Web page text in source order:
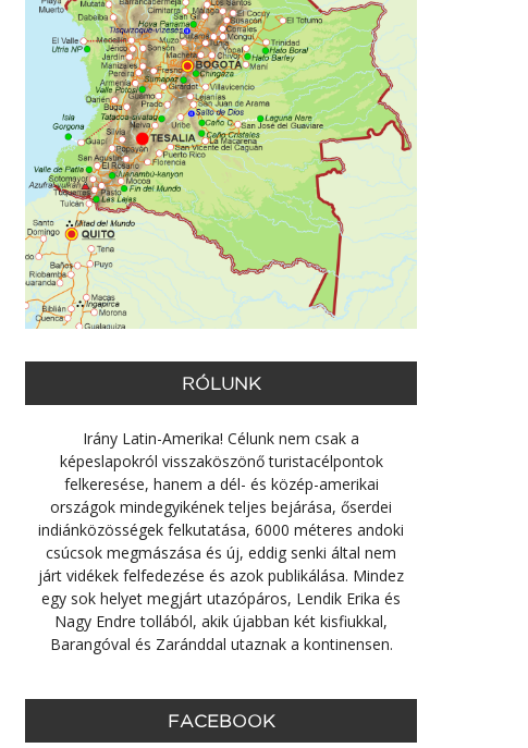
RÓLUNK
Irány Latin-Amerika! Célunk nem csak a
képeslapokról visszaköszönő turistacélpontok
felkeresése, hanem a dél- és közép-amerikai
országok mindegyikének teljes bejárása, őserdei
indiánközösségek felkutatása, 6000 méteres andoki
csúcsok megmászása és új, eddig senki által nem
járt vidékek felfedezése és azok publikálása. Mindez
egy sok helyet megjárt utazópáros, Lendik Erika és
Nagy Endre tollából, akik újabban két kisfiukkal,
Barangóval és Zaránddal utaznak a kontinensen.
FACEBOOK